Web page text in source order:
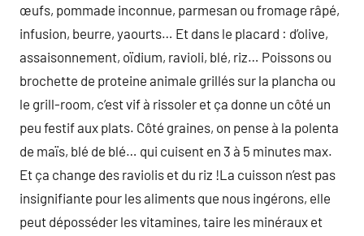
œufs, pommade inconnue, parmesan ou fromage râpé,
infusion, beurre, yaourts… Et dans le placard : d’olive,
assaisonnement, oïdium, ravioli, blé, riz… Poissons ou
brochette de proteine animale grillés sur la plancha ou
le grill-room, c’est vif à rissoler et ça donne un côté un
peu festif aux plats. Côté graines, on pense à la polenta
de maïs, blé de blé… qui cuisent en 3 à 5 minutes max.
Et ça change des raviolis et du riz !La cuisson n’est pas
insignifiante pour les aliments que nous ingérons, elle
peut déposséder les vitamines, taire les minéraux et